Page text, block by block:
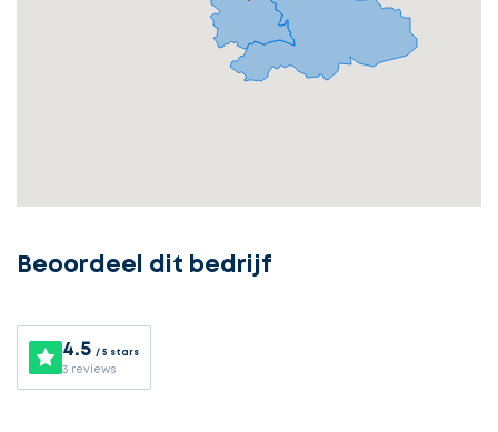
Beoordeel dit bedrijf
4.5 / 5 stars
3 reviews
gratis
offertes